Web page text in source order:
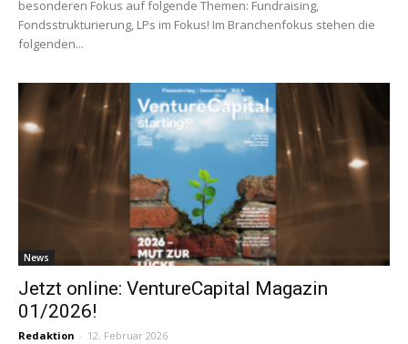
besonderen Fokus auf folgende Themen: Fundraising,
Fondsstrukturierung, LPs im Fokus! Im Branchenfokus stehen die
folgenden...
News
Jetzt online: VentureCapital Magazin
01/2026!
Redaktion - 12. Februar 2026